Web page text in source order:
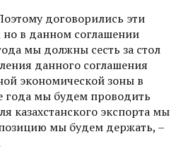
договорились эти
но в данном согла­шении
мы должны сесть за стол
данного соглашения
экономической зоны в
года мы будем проводить
казахстанского экспорта мы
мы будем держать, –